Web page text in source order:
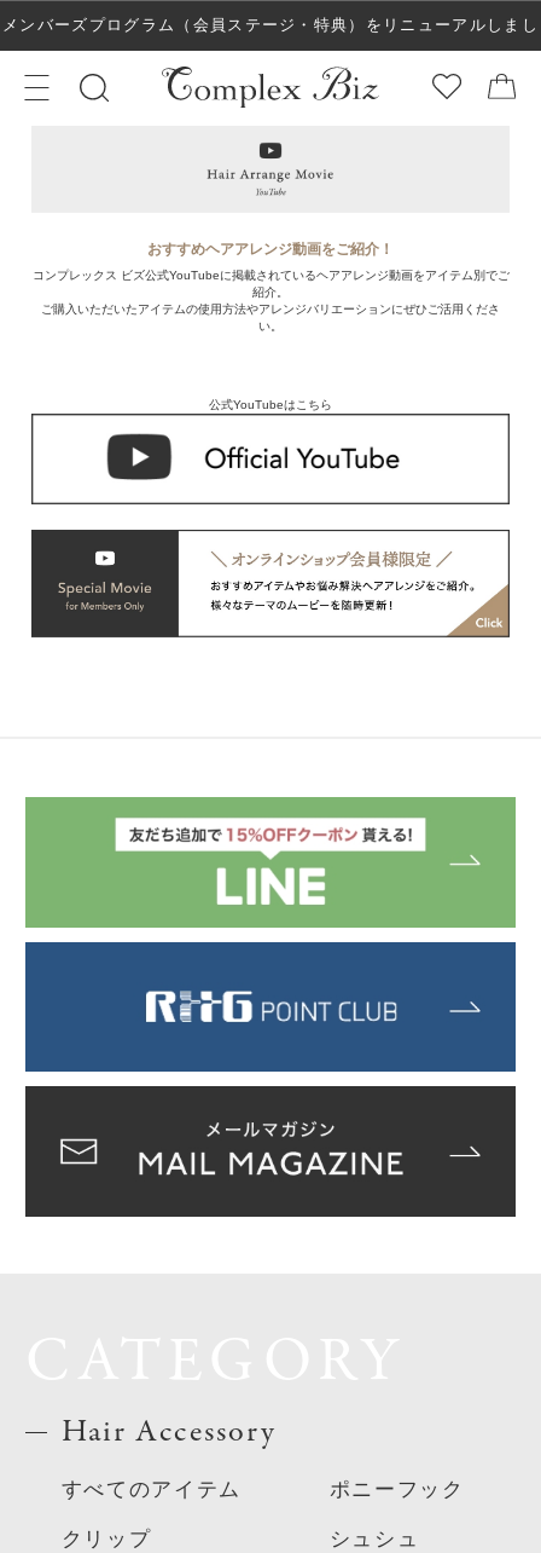
メンバーズプログラム（会員ステージ・特典）をリニューアルしまし
た！
おすすめヘアアレンジ動画をご紹介！
コンプレックス ビズ公式YouTubeに掲載されているヘアアレンジ動画をアイテム別でご
紹介。
ご購入いただいたアイテムの使用方法やアレンジバリエーションにぜひご活用くださ
い。
公式YouTubeはこちら
Hair Accessory
すべてのアイテム
クリップ
ポニーフック
シュシュ